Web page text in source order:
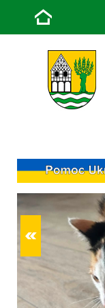
Strona
główna